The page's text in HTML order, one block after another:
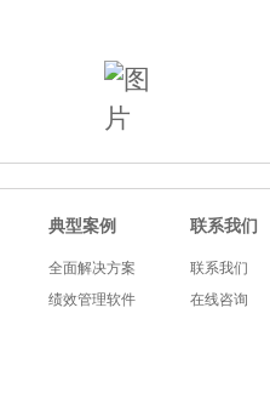
典型案例
全面解决方案
绩效管理软件
联系我们
联系我们
在线咨询